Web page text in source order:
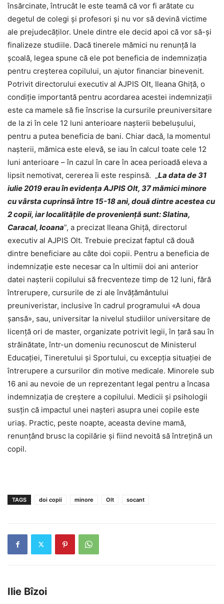
însărcinate, întrucât le este teamă că vor fi arătate cu
degetul de colegi şi profesori şi nu vor să devină victime
ale prejudecăţilor. Unele dintre ele decid apoi că vor să-şi
finalizeze studiile. Dacă tinerele mămici nu renunţă la
şcoală, legea spune că ele pot beneficia de indemnizaţia
pentru creşterea copilului, un ajutor financiar binevenit.
Potrivit directorului executiv al AJPIS Olt, Ileana Ghiţă, o
condiție importantă pentru acordarea acestei indemnizaţii
este ca mamele să fie înscrise la cursurile preuniversitare
de la zi în cele 12 luni anterioare naşterii bebeluşului,
pentru a putea beneficia de bani. Chiar dacă, la momentul
naşterii, mămica este elevă, se iau în calcul toate cele 12
luni anterioare – în cazul în care în acea perioadă eleva a
lipsit nemotivat, cererea îi este respinsă. „La data de 31
iulie 2019 erau în evidența AJPIS Olt, 37 mămici minore
cu vârsta cuprinsă între 15-18 ani, două dintre acestea cu
2 copii, iar localitățile de proveniență sunt: Slatina,
Caracal, Icoana”, a precizat Ileana Ghiță, directorul
executiv al AJPIS Olt. Trebuie precizat faptul că două
dintre beneficiare au câte doi copii. Pentru a beneficia de
indemnizație este necesar ca în ultimii doi ani anterior
datei nașterii copilului să frecventeze timp de 12 luni, fără
întrerupere, cursurile de zi ale învățământului
preuniveristar, inclusive în cadrul programului «A doua
șansă», sau, universitar la nivelul studiilor universitare de
licență ori de master, organizate potrivit legii, în țară sau în
străinătate, într-un domeniu recunoscut de Ministerul
Educației, Tineretului și Sportului, cu excepția situației de
întrerupere a cursurilor din motive medicale. Minorele sub
16 ani au nevoie de un reprezentant legal pentru a încasa
indemnizația de creștere a copilului. Medicii şi psihologii
susţin că impactul unei naşteri asupra unei copile este
uriaş. Practic, peste noapte, aceasta devine mamă,
renunţând brusc la copilărie şi fiind nevoită să întreţină un
copil.
TAGS doi copii minore Olt socant
Ilie Bîzoi